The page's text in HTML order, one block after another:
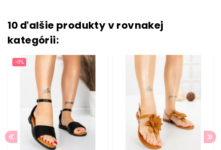
10 ďalšie produkty v rovnakej
kategórii:
-11%